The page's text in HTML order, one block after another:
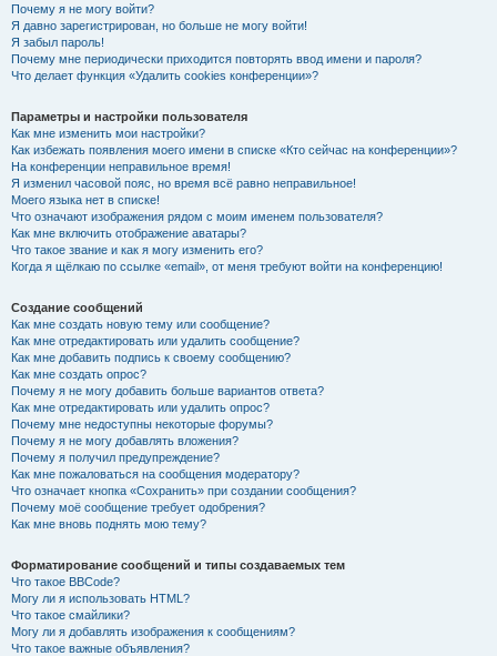
Почему я не могу войти?
Я давно зарегистрирован, но больше не могу войти!
Я забыл пароль!
Почему мне периодически приходится повторять ввод имени и пароля?
Что делает функция «Удалить cookies конференции»?
Параметры и настройки пользователя
Как мне изменить мои настройки?
Как избежать появления моего имени в списке «Кто сейчас на конференции»?
На конференции неправильное время!
Я изменил часовой пояс, но время всё равно неправильное!
Моего языка нет в списке!
Что означают изображения рядом с моим именем пользователя?
Как мне включить отображение аватары?
Что такое звание и как я могу изменить его?
Когда я щёлкаю по ссылке «email», от меня требуют войти на конференцию!
Создание сообщений
Как мне создать новую тему или сообщение?
Как мне отредактировать или удалить сообщение?
Как мне добавить подпись к своему сообщению?
Как мне создать опрос?
Почему я не могу добавить больше вариантов ответа?
Как мне отредактировать или удалить опрос?
Почему мне недоступны некоторые форумы?
Почему я не могу добавлять вложения?
Почему я получил предупреждение?
Как мне пожаловаться на сообщения модератору?
Что означает кнопка «Сохранить» при создании сообщения?
Почему моё сообщение требует одобрения?
Как мне вновь поднять мою тему?
Форматирование сообщений и типы создаваемых тем
Что такое BBCode?
Могу ли я использовать HTML?
Что такое смайлики?
Могу ли я добавлять изображения к сообщениям?
Что такое важные объявления?